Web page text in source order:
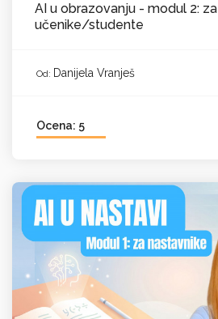
AI u obrazovanju - modul 2: za
učenike/studente
Od: Danijela Vranješ
Ocena: 5